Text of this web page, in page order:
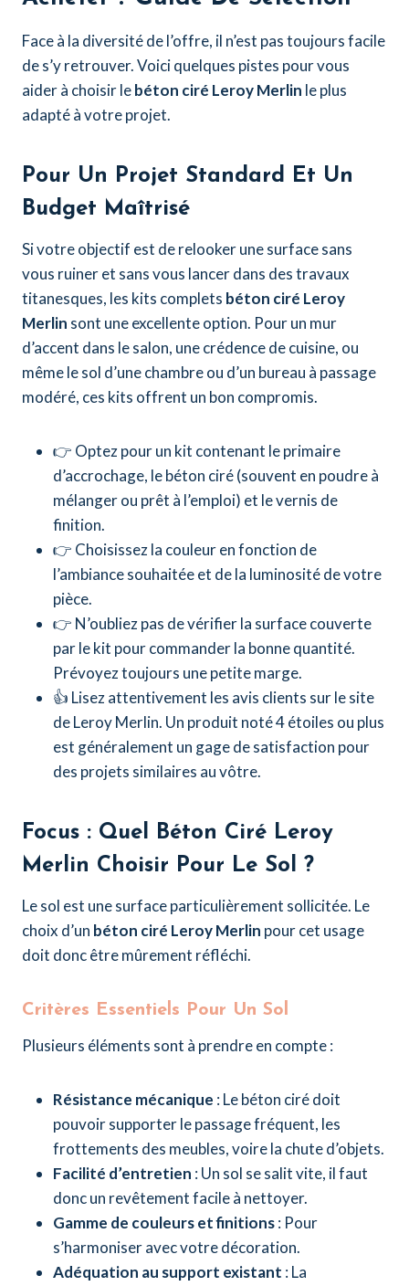
Face à la diversité de l’offre, il n’est pas toujours facile
de s’y retrouver. Voici quelques pistes pour vous
aider à choisir lebéton ciré Leroy Merlin le plus
adapté à votre projet.
Pour Un Projet Standard Et Un
Budget Maîtrisé
Si votre objectif est de relooker une surface sans
vous ruiner et sans vous lancer dans des travaux
titanesques, les kits complets béton ciré Leroy
Merlin sont une excellente option. Pour un mur
d’accent dans le salon, une crédence de cuisine, ou
même le sol d’une chambre ou d’un bureau à passage
modéré, ces kits offrent un bon compromis.
👉 Optez pour un kit contenant le primaire
d’accrochage, le béton ciré (souvent en poudre à
mélanger ou prêt à l’emploi) et le vernis de
finition.
👉 Choisissez la couleur en fonction de
l’ambiance souhaitée et de la luminosité de votre
pièce.
👉 N’oubliez pas de vérifier la surface couverte
par le kit pour commander la bonne quantité.
Prévoyez toujours une petite marge.
👍 Lisez attentivement les avis clients sur le site
de Leroy Merlin. Un produit noté 4 étoiles ou plus
est généralement un gage de satisfaction pour
des projets similaires au vôtre.
Focus : Quel Béton Ciré Leroy
Merlin Choisir Pour Le Sol ?
Le sol est une surface particulièrement sollicitée. Le
choix d’un béton ciré Leroy Merlin pour cet usage
doit donc être mûrement réfléchi.
Critères Essentiels Pour Un Sol
Plusieurs éléments sont à prendre en compte :
Résistance mécanique : Le béton ciré doit
pouvoir supporter le passage fréquent, les
frottements des meubles, voire la chute d’objets.
Facilité d’entretien : Un sol se salit vite, il faut
donc un revêtement facile à nettoyer.
Gamme de couleurs et finitions: Pour
s’harmoniser avec votre décoration.
Adéquation au support existant : La